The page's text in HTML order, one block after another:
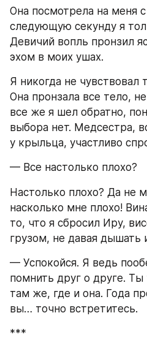
Она посмотрела на меня
следующую секунду я
Девичий вопль пронзил
эхом в моих ушах.
Я никогда не чувствовал
Она пронзала все тело,
все же я шел обратно,
выбора нет. Медсестра,
у крыльца, участливо
— Все настолько плохо?
Настолько плохо? Да не
насколько мне плохо!
то, что я сбросил Иру,
грузом, не давая дышать
— Успокойся. Я ведь
помнить друг о друге.
там же, где и она. Года
вы… точно встретитесь.
***